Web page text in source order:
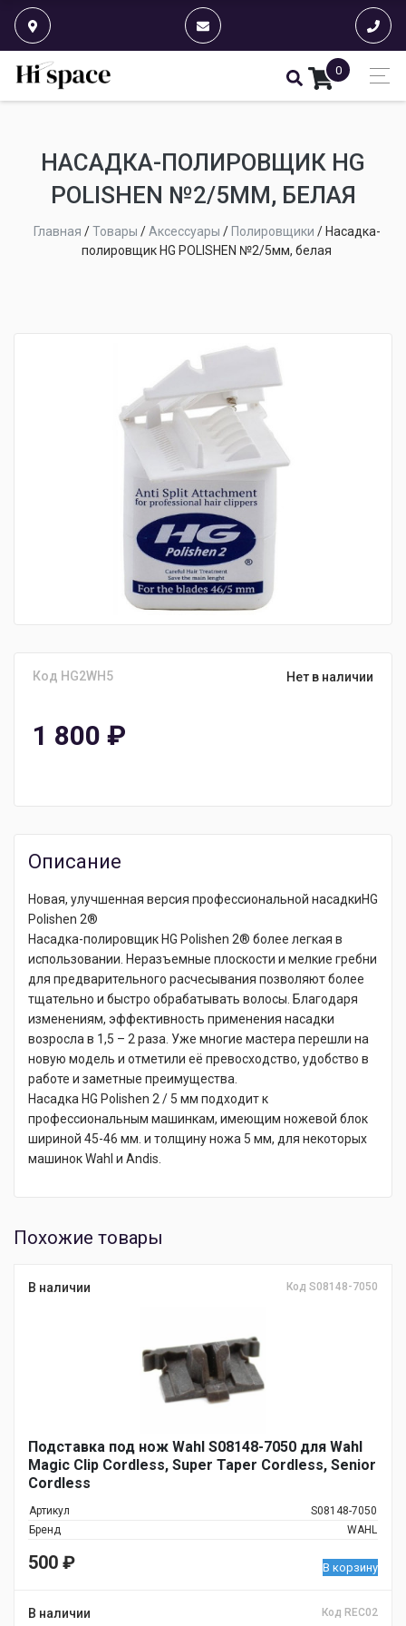
0
НАСАДКА-ПОЛИРОВЩИК HG
POLISHEN №2/5ММ, БЕЛАЯ
Главная /Товары /Аксессуары / Полировщики / Насадка-
полировщик HG POLISHEN №2/5мм, белая
Код HG2WH5 Нет в наличии
1 800 ₽
Описание
Новая, улучшенная версия профессиональной насадкиHG
Polishen 2®
Насадка-полировщик HG Polishen 2® более легкая в
использовании. Неразъемные плоскости и мелкие гребни
для предварительного расчесывания позволяют более
тщательно и быстро обрабатывать волосы. Благодаря
изменениям, эффективность применения насадки
возросла в 1,5 – 2 раза. Уже многие мастера перешли на
новую модель и отметили её превосходство, удобство в
работе и заметные преимущества.
Насадка HG Polishen 2 / 5 мм подходит к
профессиональным машинкам, имеющим ножевой блок
шириной 45-46 мм. и толщину ножа 5 мм, для некоторых
машинок Wahl и Andis.
Похожие товары
В наличии Код S08148-7050
Подставка под нож Wahl S08148-7050 для Wahl
Magic Clip Cordless, Super Taper Cordless, Senior
Cordless
Артикул
S08148-7050
Бренд
WAHL
500 ₽ В корзину
В наличии Код REC02